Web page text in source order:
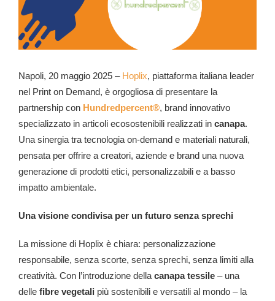
Napoli, 20 maggio 2025 – Hoplix, piattaforma italiana leader
nel Print on Demand, è orgogliosa di presentare la
partnership con Hundredpercent®, brand innovativo
specializzato in articoli ecosostenibili realizzati in canapa.
Una sinergia tra tecnologia on-demand e materiali naturali,
pensata per offrire a creatori, aziende e brand una nuova
generazione di prodotti etici, personalizzabili e a basso
impatto ambientale.
Una visione condivisa per un futuro senza sprechi
La missione di Hoplix è chiara: personalizzazione
responsabile, senza scorte, senza sprechi, senza limiti alla
creatività. Con l’introduzione della canapa tessile – una
delle fibre vegetali più sostenibili e versatili al mondo – la